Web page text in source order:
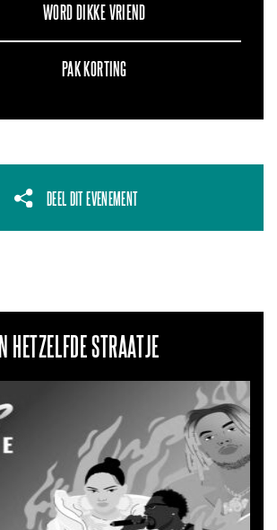
WORD DIKKE VRIEND
PAK KORTING
DEEL DIT EVENEMENT
IN HETZELFDE STRAATJE